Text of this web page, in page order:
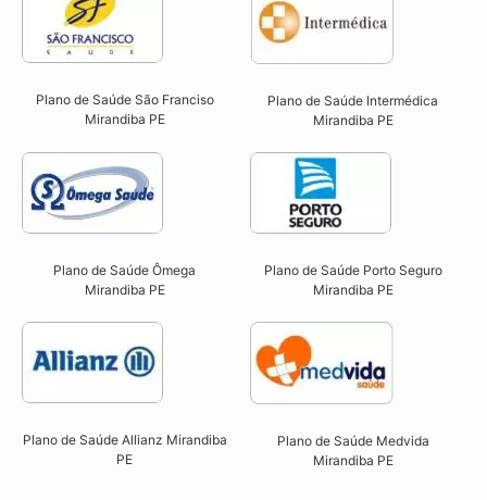
Plano de Saúde São Franciso
Mirandiba PE​
Plano de Saúde Intermédica
Mirandiba PE​
Plano de Saúde Ômega
Mirandiba PE​
Plano de Saúde Porto Seguro
Mirandiba PE​
Plano de Saúde Allianz Mirandiba
PE​
Plano de Saúde Medvida
Mirandiba PE